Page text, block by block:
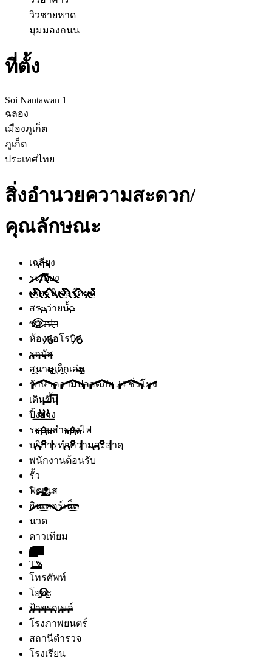
วิวชายหาด
มุมมองถนน
ที่ตั้ง
Soi Nantawan 1
ฉลอง
เมืองภูเก็ต
ภูเก็ต
ประเทศไทย
สิ่งอำนวยความสะดวก/
คุณลักษณะ
เฉลียง
ระเบียง
เฟอร์นิเจอร์ครบ
สระว่ายน้ำ
ซาวน่า
ห้องแอโรบิค
รถบัส
สนามเด็กเล่น
รักษาความปลอดภัย 24 ชั่วโมง
เดินขึ้น
ปิ้งย่าง
ระบบสำรองไฟ
บริการทำความสะอาด
พนักงานต้อนรับ
รั้ว
ฟิตเนส
อินเทอร์เน็ต
นวด
ดาวเทียม
เตา
TV
โทรศัพท์
โยคะ
ป้ายรถเมล์
โรงภาพยนตร์
สถานีตำรวจ
โรงเรียน